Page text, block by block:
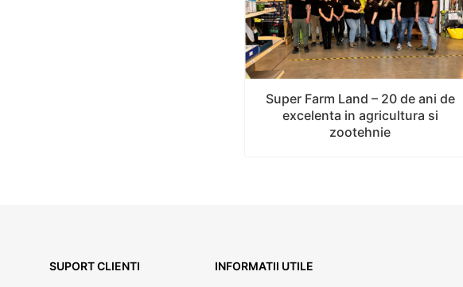
Super Farm Land – 20 de ani de
excelenta in agricultura si
zootehnie
SUPORT CLIENTI INFORMATII UTILE